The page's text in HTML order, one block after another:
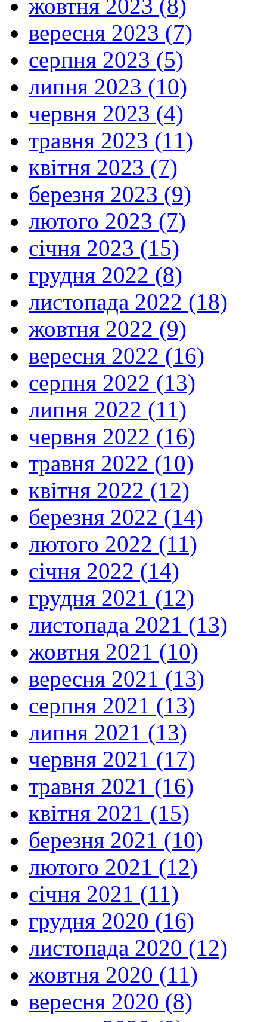
жовтня 2023 (8)
вересня 2023 (7)
серпня 2023 (5)
липня 2023 (10)
червня 2023 (4)
травня 2023 (11)
квітня 2023 (7)
березня 2023 (9)
лютого 2023 (7)
січня 2023 (15)
грудня 2022 (8)
листопада 2022 (18)
жовтня 2022 (9)
вересня 2022 (16)
серпня 2022 (13)
липня 2022 (11)
червня 2022 (16)
травня 2022 (10)
квітня 2022 (12)
березня 2022 (14)
лютого 2022 (11)
січня 2022 (14)
грудня 2021 (12)
листопада 2021 (13)
жовтня 2021 (10)
вересня 2021 (13)
серпня 2021 (13)
липня 2021 (13)
червня 2021 (17)
травня 2021 (16)
квітня 2021 (15)
березня 2021 (10)
лютого 2021 (12)
січня 2021 (11)
грудня 2020 (16)
листопада 2020 (12)
жовтня 2020 (11)
вересня 2020 (8)